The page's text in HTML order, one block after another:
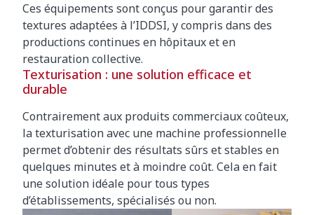
Ces équipements sont conçus pour garantir des
textures adaptées à l’IDDSI, y compris dans des
productions continues en hôpitaux et en
restauration collective.
Texturisation : une solution efficace et
durable
Contrairement aux produits commerciaux coûteux,
la texturisation avec une machine professionnelle
permet d’obtenir des résultats sûrs et stables en
quelques minutes et à moindre coût. Cela en fait
une solution idéale pour tous types
d’établissements, spécialisés ou non.